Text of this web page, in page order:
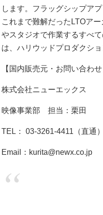
します。フラッグシップア
これまで難解だったLTOア
やスタジオで作業するすべ
は、ハリウッドプロダクシ
【国内販売元・お問い合わせ
株式会社ニューエックス
映像事業部 担当：栗田
TEL： 03-3261-4411（直通）
Email：kurita@newx.co.jp